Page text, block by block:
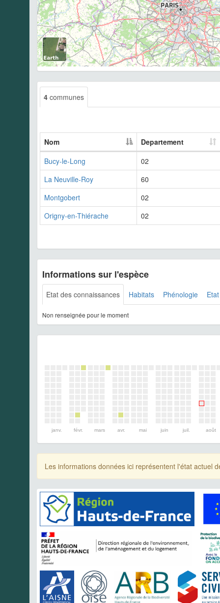
4 communes
Nom
Departement
Bucy-le-Long
02
La Neuville-Roy
60
Montgobert
02
Origny-en-Thiérache
02
Informations sur l'espèce
Etat des connaissances Habitats Phénologie
Non renseignée pour le moment
janv. févr. mars avr. mai juin juil. août
Les informations données ici représentent l'état actuel